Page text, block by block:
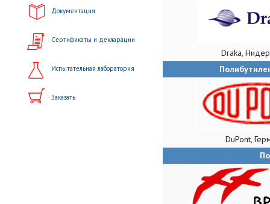
Документация
Сертификаты и декларации
Испытательная лаборатория
Заказать
Draka,
DuPont,